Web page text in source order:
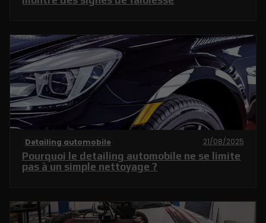
Detailing automobile 21/08/2025
Pourquoi le detailing automobile ne se limite
pas à un simple nettoyage ?